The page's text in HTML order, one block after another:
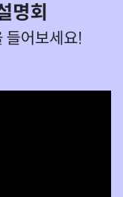
명회
들어보세요!